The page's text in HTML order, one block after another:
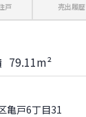
戸 売出履歴
79.11m²
亀戸6丁目31